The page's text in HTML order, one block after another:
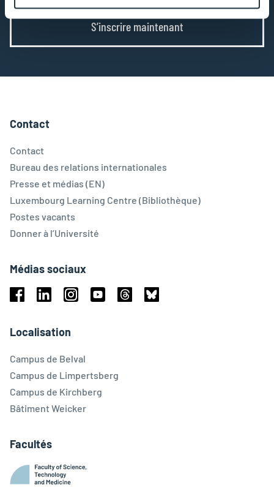
S’inscrire maintenant
Contact
Contact
Bureau des relations internationales
Presse et médias (EN)
Luxembourg Learning Centre (Bibliothèque)
Postes vacants
Donner à l’Université
Médias sociaux
Localisation
Campus de Belval
Campus de Limpertsberg
Campus de Kirchberg
Bâtiment Weicker
Facultés